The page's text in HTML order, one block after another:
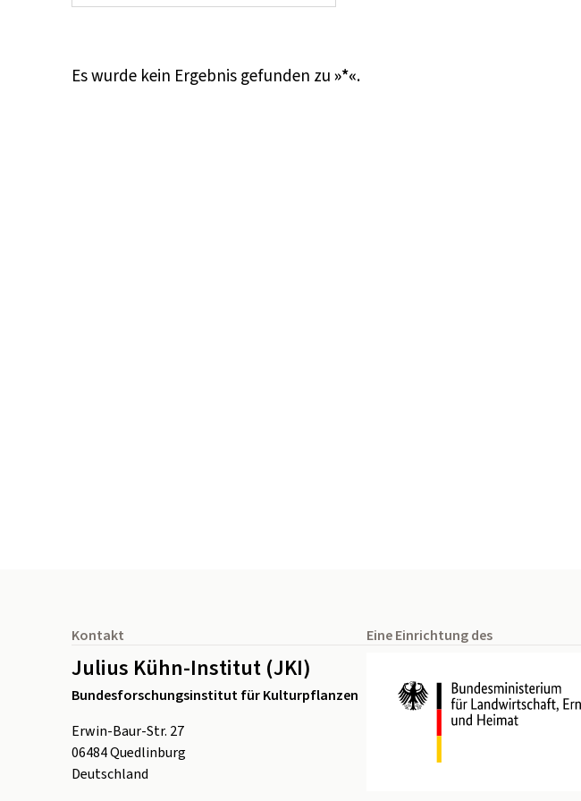
Es wurde kein Ergebnis gefunden zu»*«.
Kontakt
Julius Kühn-Institut (JKI)
Bundesforschungsinstitut für Kulturpflanzen
Erwin-Baur-Str. 27
06484Quedlinburg
Deutschland
Eine Einrichtung des